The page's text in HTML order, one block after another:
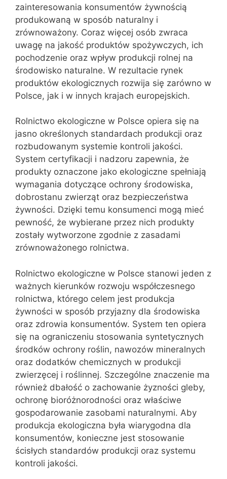
zainteresowania konsumentów żywnością
produkowaną w sposób naturalny i
zrównoważony. Coraz więcej osób zwraca
uwagę na jakość produktów spożywczych, ich
pochodzenie oraz wpływ produkcji rolnej na
środowisko naturalne. W rezultacie rynek
produktów ekologicznych rozwija się zarówno w
Polsce, jak i w innych krajach europejskich.
Rolnictwo ekologiczne w Polsce opiera się na
jasno określonych standardach produkcji oraz
rozbudowanym systemie kontroli jakości.
System certyfikacji i nadzoru zapewnia, że
produkty oznaczone jako ekologiczne spełniają
wymagania dotyczące ochrony środowiska,
dobrostanu zwierząt oraz bezpieczeństwa
żywności. Dzięki temu konsumenci mogą mieć
pewność, że wybierane przez nich produkty
zostały wytworzone zgodnie z zasadami
zrównoważonego rolnictwa.
Rolnictwo ekologiczne w Polsce stanowi jeden z
ważnych kierunków rozwoju współczesnego
rolnictwa, którego celem jest produkcja
żywności w sposób przyjazny dla środowiska
oraz zdrowia konsumentów. System ten opiera
się na ograniczeniu stosowania syntetycznych
środków ochrony roślin, nawozów mineralnych
oraz dodatków chemicznych w produkcji
zwierzęcej i roślinnej. Szczególne znaczenie ma
również dbałość o zachowanie żyzności gleby,
ochronę bioróżnorodności oraz właściwe
gospodarowanie zasobami naturalnymi. Aby
produkcja ekologiczna była wiarygodna dla
konsumentów, konieczne jest stosowanie
ścisłych standardów produkcji oraz systemu
kontroli jakości.